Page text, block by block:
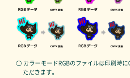
◯ カラーモードRGBのファイルは印刷時に
ただきます。